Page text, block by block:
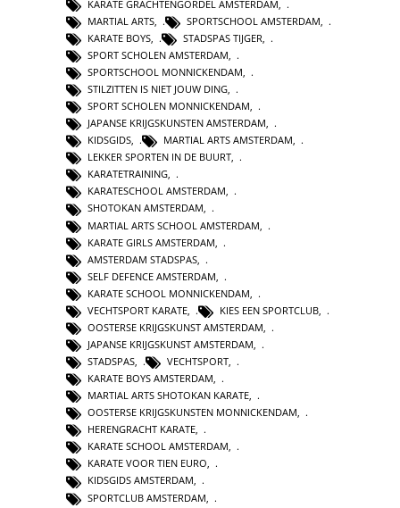
KARATE GRACHTENGORDEL AMSTERDAM
MARTIAL ARTS
SPORTSCHOOL AMSTERDAM
KARATE BOYS
STADSPAS TIJGER
SPORT SCHOLEN AMSTERDAM
SPORTSCHOOL MONNICKENDAM
STILZITTEN IS NIET JOUW DING,
SPORT SCHOLEN MONNICKENDAM,
JAPANSE KRIJGSKUNSTEN AMSTERDAM,
KIDSGIDS, MARTIAL ARTS AMSTERDAM,
LEKKER SPORTEN IN DE BUURT,
KARATETRAINING,
KARATESCHOOL AMSTERDAM,
SHOTOKAN AMSTERDAM,
MARTIAL ARTS SCHOOL AMSTERDAM
KARATE GIRLS AMSTERDAM
AMSTERDAM STADSPAS
SELF DEFENCE AMSTERDAM
KARATE SCHOOL MONNICKENDAM
VECHTSPORT KARATE
KIES EEN SPORTCLUB
OOSTERSE KRIJGSKUNST AMSTERDAM
JAPANSE KRIJGSKUNST AMSTERDAM
STADSPAS, VECHTSPORT,
KARATE BOYS AMSTERDAM,
MARTIAL ARTS SHOTOKAN KARATE,
OOSTERSE KRIJGSKUNSTEN MONNICKENDAM,
HERENGRACHT KARATE,
KARATE SCHOOL AMSTERDAM,
KARATE VOOR TIEN EURO,
KIDSGIDS AMSTERDAM,
SPORTCLUB AMSTERDAM